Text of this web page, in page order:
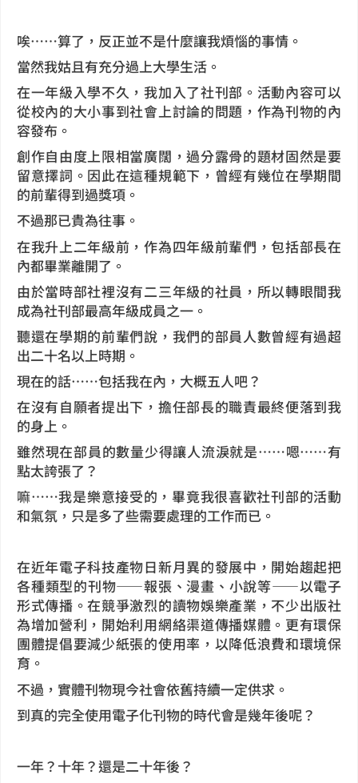
唉……算了，反正並不是什麼讓我煩惱的事情。
當然我姑且有充分過上大學生活。
在一年級入學不久，我加入了社刊部。活動內容可以
從校內的大小事到社會上討論的問題，作為刊物的內
容發布。
創作自由度上限相當廣闊，過分露骨的題材固然是要
留意擇詞。因此在這種規範下，曾經有幾位在學期間
的前輩得到過獎項。
不過那已貴為往事。
在我升上二年級前，作為四年級前輩們，包括部長在
內都畢業離開了。
由於當時部社裡沒有二三年級的社員，所以轉眼間我
成為社刊部最高年級成員之一。
聽還在學期的前輩們說，我們的部員人數曾經有過超
出二十名以上時期。
現在的話……包括我在內，大概五人吧？
在沒有自願者提出下，擔任部長的職責最終便落到我
的身上。
雖然現在部員的數量少得讓人流淚就是……嗯……有
點太誇張了？
嘛……我是樂意接受的，畢竟我很喜歡社刊部的活動
和氣氛，只是多了些需要處理的工作而已。
在近年電子科技產物日新月異的發展中，開始趨起把
各種類型的刊物——報張、漫畫、小說等——以電子
形式傳播。在競爭激烈的讀物娛樂產業，不少出版社
為增加營利，開始利用網絡渠道傳播媒體。更有環保
團體提倡要減少紙張的使用率，以降低浪費和環境保
育。
不過，實體刊物現今社會依舊持續一定供求。
到真的完全使用電子化刊物的時代會是幾年後呢？
一年？十年？還是二十年後？